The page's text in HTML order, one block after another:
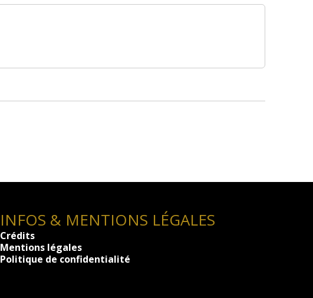
INFOS & MENTIONS LÉGALES
Crédits
Mentions légales
Politique de confidentialité